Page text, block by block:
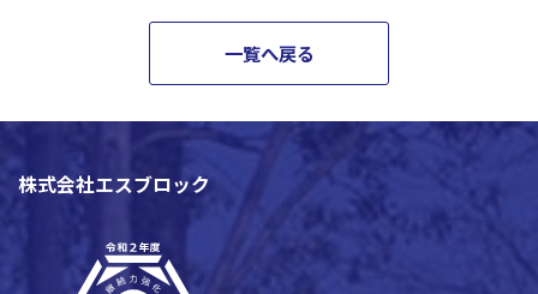
一覧へ戻る
株式会社エスブロック